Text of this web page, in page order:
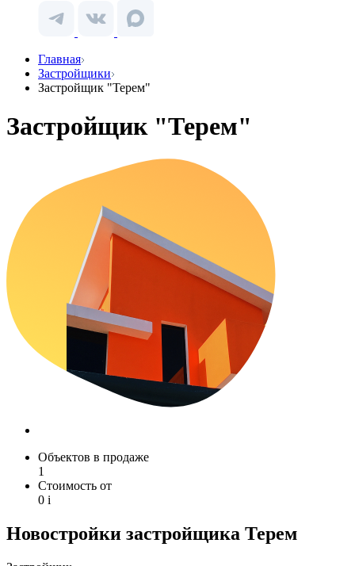
Главная
Застройщики
Застройщик "Терем"
Застройщик "Терем"
Объектов в продаже
1
Стоимость от
0 i
Новостройки застройщика Терем